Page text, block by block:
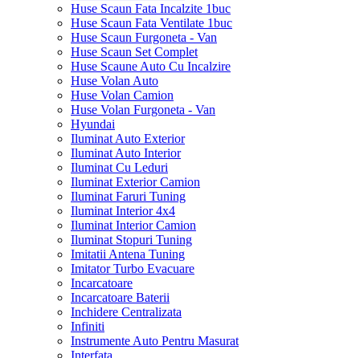
Huse Scaun Fata Incalzite 1buc
Huse Scaun Fata Ventilate 1buc
Huse Scaun Furgoneta - Van
Huse Scaun Set Complet
Huse Scaune Auto Cu Incalzire
Huse Volan Auto
Huse Volan Camion
Huse Volan Furgoneta - Van
Hyundai
Iluminat Auto Exterior
Iluminat Auto Interior
Iluminat Cu Leduri
Iluminat Exterior Camion
Iluminat Faruri Tuning
Iluminat Interior 4x4
Iluminat Interior Camion
Iluminat Stopuri Tuning
Imitatii Antena Tuning
Imitator Turbo Evacuare
Incarcatoare
Incarcatoare Baterii
Inchidere Centralizata
Infiniti
Instrumente Auto Pentru Masurat
Interfata